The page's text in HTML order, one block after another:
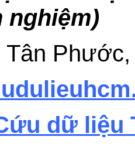
nghiệm)
dữ liệu